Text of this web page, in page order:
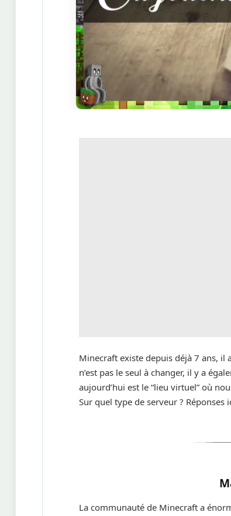
Minecraft existe depuis déjà 7 ans, il
n’est pas le seul à changer, il y a
aujourd’hui est le “lieu virtuel” où
Sur quel type de serveur ? Réponses
La communauté de Minecraft a